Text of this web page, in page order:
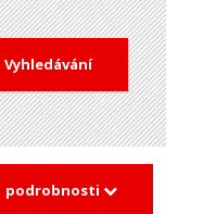
podrobnosti